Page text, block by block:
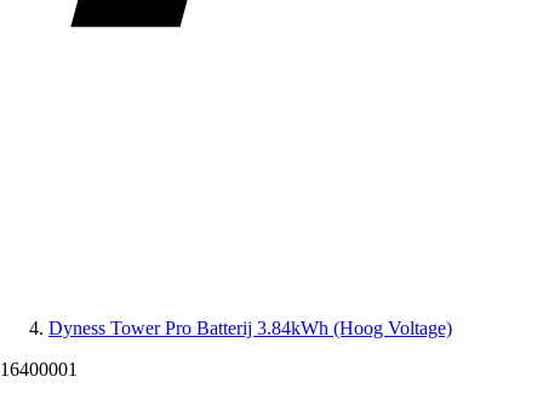
Dyness Tower Pro Batterij 3.84kWh (Hoog Voltage)
16400001